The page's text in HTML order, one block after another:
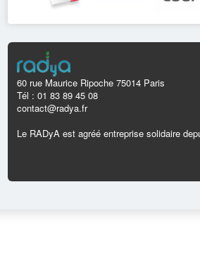
60 rue Maurice Ripoche 75014 Paris
Tél : 01 83 89 45 08
contact@radya.fr
Le RADyA est agréé entreprise solidaire